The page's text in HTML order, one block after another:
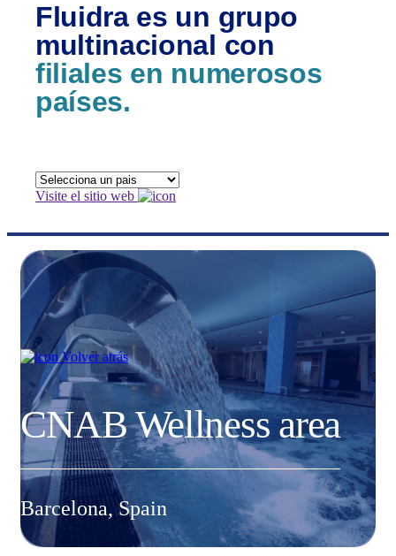
Fluidra es un grupo
multinacional con
filiales en numerosos
países.
Visite el sitio web
Volver atrás
CNAB Wellness area
Barcelona, Spain